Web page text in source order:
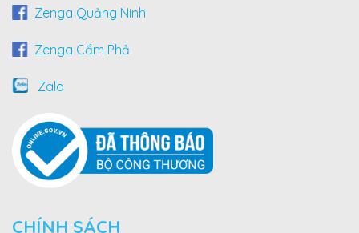
Zenga Quảng Ninh
Zenga Cẩm Phả
Zalo
CHÍNH SÁCH